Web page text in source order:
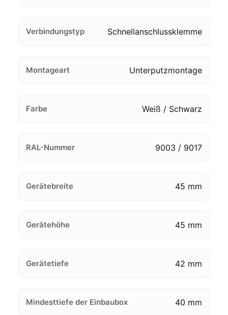
Verbindungstyp Schnellanschlussklemme
Montageart Unterputzmontage
Farbe Weiß / Schwarz
RAL-Nummer 9003 / 9017
Gerätebreite 45 mm
Gerätehöhe 45 mm
Gerätetiefe 42 mm
Mindesttiefe der Einbaubox 40 mm